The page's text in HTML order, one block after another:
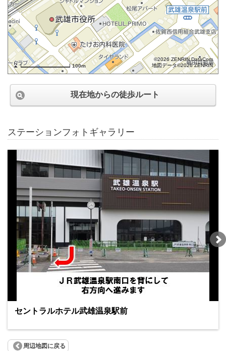
100m
©2026 ZENRIN DataCom
地図データ©2026 ZENRIN
現在地からの徒歩ルート
ステーションフォトギャラリー
セントラルホテル武雄温泉駅前
周辺地図に戻る